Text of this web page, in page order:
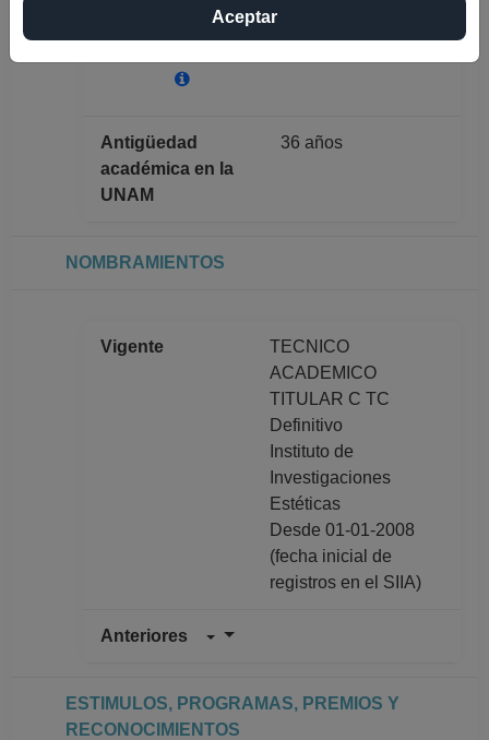
Máximo nivel de
estudios
Antigüedad
académica en la
UNAM
36 años
NOMBRAMIENTOS
Vigente
TECNICO
ACADEMICO
TITULAR C TC
Definitivo
Instituto de
Investigaciones
Estéticas
Desde 01-01-2008
(fecha inicial de
registros en el SIIA)
Anteriores
ESTIMULOS, PROGRAMAS, PREMIOS Y
RECONOCIMIENTOS
Aceptar